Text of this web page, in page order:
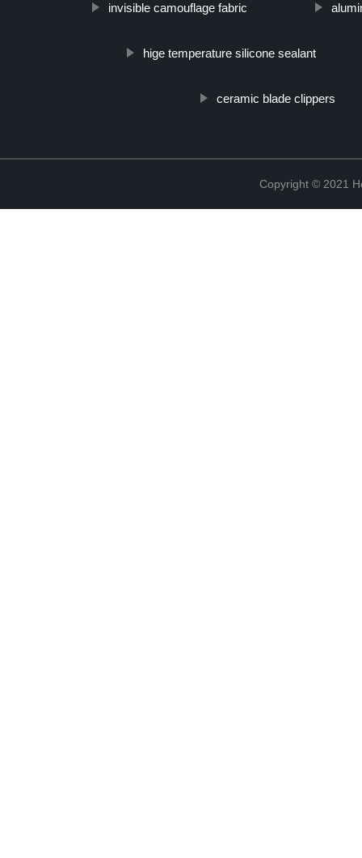
invisible camouflage fabric
hige temperature silicone sealant
ceramic blade clippers
Copyright © 2021